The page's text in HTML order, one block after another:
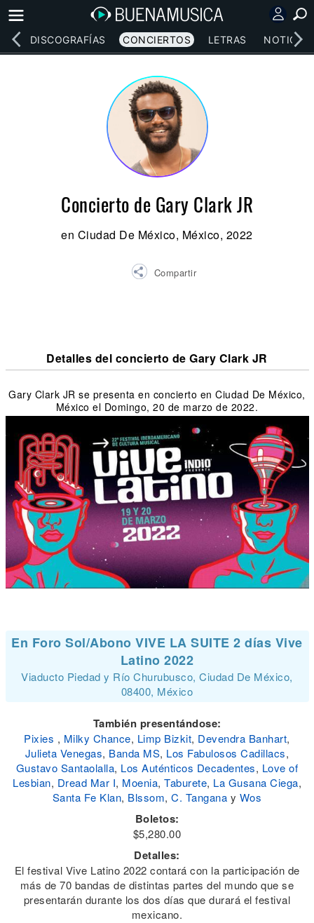
DISCOGRAFÍAS CONCIERTOS LETRAS NOTICIAS
Concierto de Gary Clark JR
en Ciudad De México, México, 2022
Compartir
Detalles del concierto de Gary Clark JR
Gary Clark JR se presenta en concierto en Ciudad De México,
México el Domingo, 20 de marzo de 2022.
En Foro Sol/Abono VIVE LA SUITE 2 días Vive
Latino 2022
Viaducto Piedad y Río Churubusco, Ciudad De México,
08400, México
También presentándose:
Pixies , Milky Chance, Limp Bizkit, Devendra Banhart,
Julieta Venegas, Banda MS, Los Fabulosos Cadillacs,
Gustavo Santaolalla, Los Auténticos Decadentes, Love of
Lesbian, Dread Mar I, Moenia, Taburete, La Gusana Ciega,
Santa Fe Klan, Blssom,C. Tangana y Wos
Boletos:
$5,280.00
Detalles:
El festival Vive Latino 2022 contará con la participación de
más de 70 bandas de distintas partes del mundo que se
presentarán durante los dos días que durará el festival
mexicano.